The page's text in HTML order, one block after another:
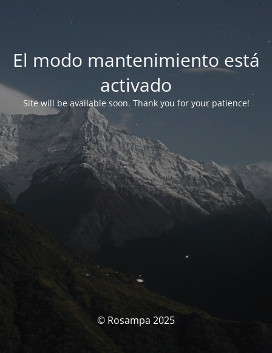
El modo mantenimiento está
activado
Site will be available soon. Thank you for your patience!
© Rosampa 2025